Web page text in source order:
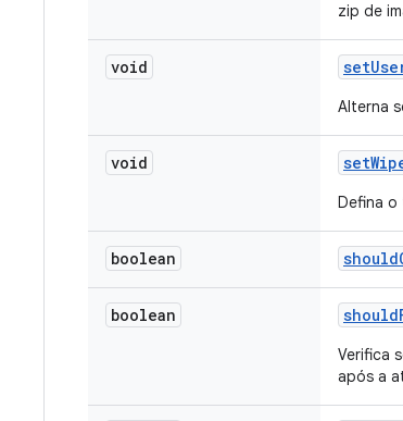
zip de
void set
Alterna
void set
Defina o
boolean should
boolean should
Verifica
após a